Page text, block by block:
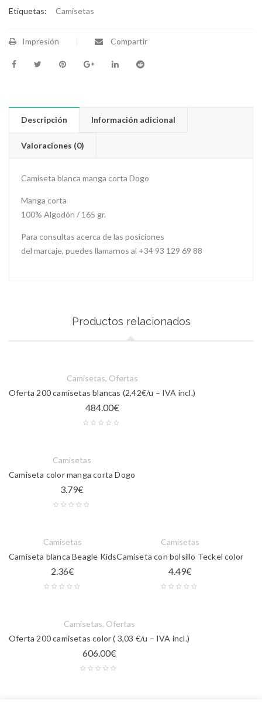
Etiquetas: Camisetas
Impresión Compartir
Descripción Información adicional
Valoraciones (0)
Camiseta blanca manga corta Dogo
Manga corta
100% Algodón / 165 gr.
Para consultas acerca de las posiciones
del marcaje, puedes llamarnos al +34 93 129 69 88
Productos relacionados
Camisetas, Ofertas
Oferta 200 camisetas blancas (2,42€/u – IVA incl.)
484.00€
Camisetas
Camiseta color manga corta Dogo
3.79€
Camisetas
Camiseta blanca Beagle Kids
2.36€
Camisetas
Camiseta con bolsillo Teckel color
4.49€
Camisetas, Ofertas
Oferta 200 camisetas color ( 3,03 €/u – IVA incl.)
606.00€